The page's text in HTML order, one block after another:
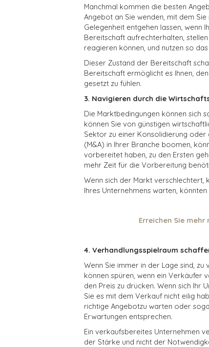
Manchmal kommen die besten
Angebot an Sie wenden, mit dem
Gelegenheit entgehen lassen, wenn
Bereitschaft aufrechterhalten,
reagieren können, und nutzen so
Dieser Zustand der Bereitschaft
Bereitschaft ermöglicht es Ihnen,
gesetzt zu fühlen.
3. Navigieren durch die
Die Marktbedingungen können sich
können Sie von günstigen
Sektor zu einer Konsolidierung oder
(M&A) in Ihrer Branche boomen,
vorbereitet haben, zu den Ersten
mehr Zeit für die Vorbereitung
Wenn sich der Markt verschlechtert,
Ihres Unternehmens warten,
Erreichen Sie
4. Verhandlungsspielraum
Wenn Sie immer in der Lage sind, zu
können spüren, wenn ein Verkäufer
den Preis zu drücken. Wenn sich Ihr
Sie es mit dem Verkauf nicht eilig
richtige Angebotzu warten oder
Erwartungen entsprechen.
Ein verkaufsbereites Unternehmen
der Stärke und nicht der